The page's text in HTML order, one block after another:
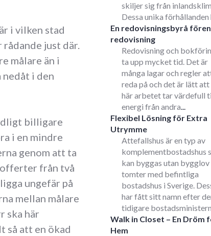
i vilken stad
just där.
målare än i
nedåt i den
billigare
i en mindre
genom att ta
från två
ungefär på
mellan målare
ska här
så att en ökad
skiljer sig från
Dessa unika förhållanden
En redovisningsbyrå
redovisning
Redovisning och
ta upp mycket tid. Det är
många lagar och regler
reda på och det är lätt att
här arbetet tar värdefull
energi från andra...
Flexibel Lösning för Extra
Utrymme
Attefallshus är en typ av
komplementbostadshus
kan byggas utan bygglov
tomter med befintliga
bostadshus i Sverige.
har fått sitt namn efter
tidigare
Walk in Closet – En Dröm
Hem